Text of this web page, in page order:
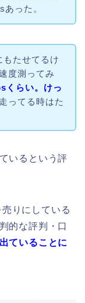
った。
たせてるけ
度測ってみ
くらい。けっ
ってる時はた
いるという評
りにしている
的な評判・口
ていることに